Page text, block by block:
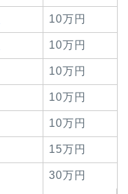
10万円
10万円
10万円
10万円
10万円
15万円
30万円